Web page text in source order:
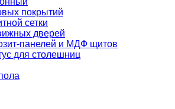
покрытий
сетки
дверей
панелей и МДФ щитов
для столешниц